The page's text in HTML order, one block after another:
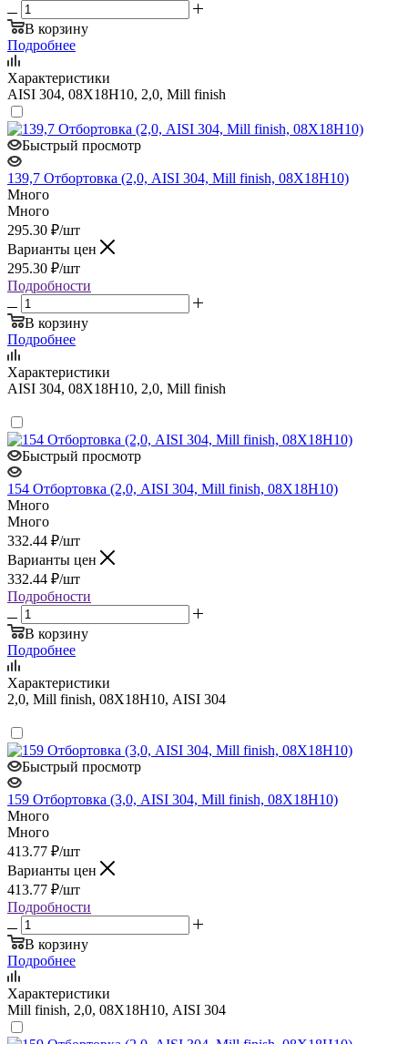
В корзину
Подробнее
Характеристики
AISI 304, 08Х18Н10, 2,0, Mill finish
Быстрый просмотр
139,7 Отбортовка (2,0, AISI 304, Mill finish, 08Х18Н10)
Много
Много
295.30 ₽/шт
Варианты цен
295.30 ₽/шт
Подробности
В корзину
Подробнее
Характеристики
AISI 304, 08Х18Н10, 2,0, Mill finish
Быстрый просмотр
154 Отбортовка (2,0, AISI 304, Mill finish, 08Х18Н10)
Много
Много
332.44 ₽/шт
Варианты цен
332.44 ₽/шт
Подробности
В корзину
Подробнее
Характеристики
2,0, Mill finish, 08Х18Н10, AISI 304
Быстрый просмотр
159 Отбортовка (3,0, AISI 304, Mill finish, 08Х18Н10)
Много
Много
413.77 ₽/шт
Варианты цен
413.77 ₽/шт
Подробности
В корзину
Подробнее
Характеристики
Mill finish, 2,0, 08Х18Н10, AISI 304